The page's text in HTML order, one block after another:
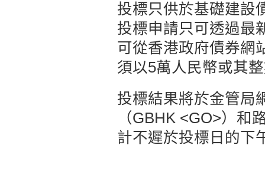
投標只供於基礎建設
投標申請只可透過最
可從香港政府債券網
須以5萬人民幣或其
投標結果將於金管局
（GBHK <GO>）和
計不遲於投標日的下